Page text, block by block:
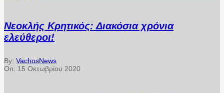
Νεοκλής Κρητικός: Διακόσια χρόνια
ελεύθεροι!
By: VachosNews
On: 15 Οκτωβρίου 2020